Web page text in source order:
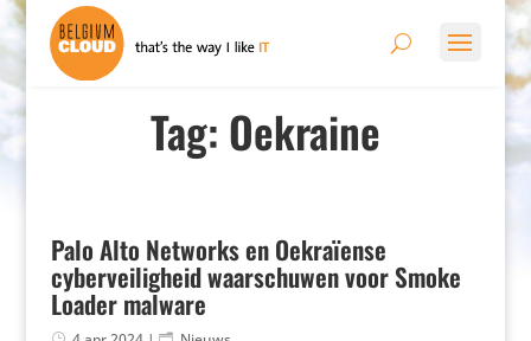
Tag: Oekraine
Palo Alto Networks en Oekraïense
cyberveiligheid waarschuwen voor Smoke
Loader malware